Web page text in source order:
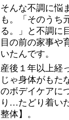
そんな不調に悩
も。「そのうち
る。」と不調に
目の前の家事や
いたんです。
産後１年以上経
じゃ身体がも
のボデイケアに
り…たどり着い
整体】。